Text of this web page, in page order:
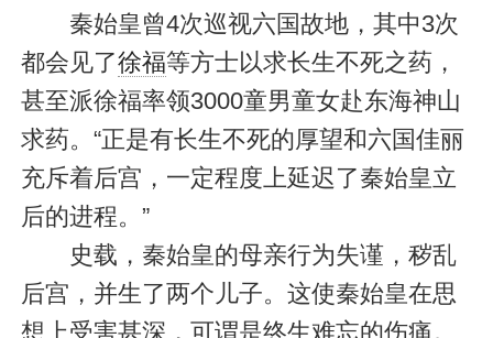
秦始皇曾4次巡视六国故地，其中3次
都会见了徐福等方士以求长生不死之药，
甚至派徐福率领3000童男童女赴东海神山
求药。“正是有长生不死的厚望和六国佳丽
充斥着后宫，一定程度上延迟了秦始皇立
后的进程。”
史载，秦始皇的母亲行为失谨，秽乱
后宫，并生了两个儿子。这使秦始皇在思
想上受害甚深，可谓是终生难忘的伤痛。